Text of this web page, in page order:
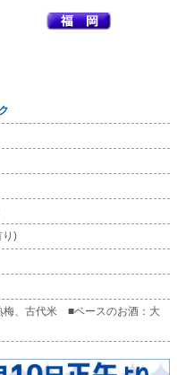
り)
、古代米 ■ベースのお酒：大